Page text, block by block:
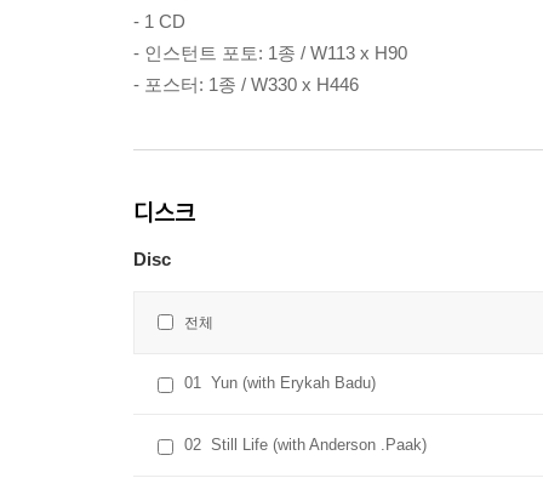
- 1 CD
- 인스턴트 포토: 1종 / W113 x H90
- 포스터: 1종 / W330 x H446
디스크
Disc
전체
01 Yun (with Erykah Badu)
02 Still Life (with Anderson .Paak)